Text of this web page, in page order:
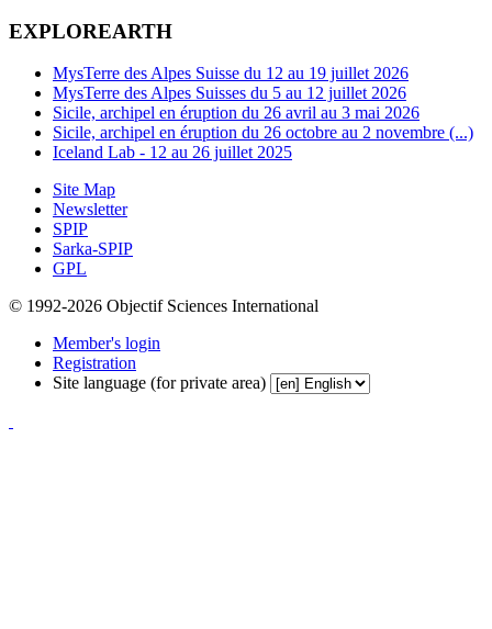
EXPLOREARTH
MysTerre des Alpes Suisse du 12 au 19 juillet 2026
MysTerre des Alpes Suisses du 5 au 12 juillet 2026
Sicile, archipel en éruption du 26 avril au 3 mai 2026
Sicile, archipel en éruption du 26 octobre au 2 novembre (...)
Iceland Lab - 12 au 26 juillet 2025
Site Map
Newsletter
SPIP
Sarka-SPIP
GPL
© 1992-2026 Objectif Sciences International
Member's login
Registration
Site language (for private area)